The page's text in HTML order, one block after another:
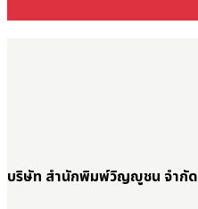
บริษัท สำนักพิมพ์วิญญูชน จำกัด